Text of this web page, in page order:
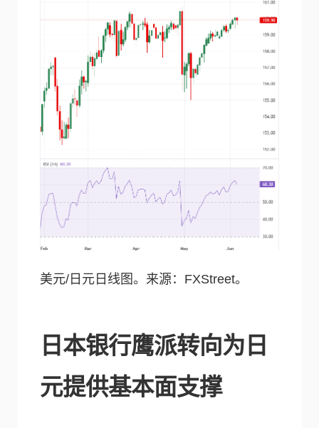
美元/日元日线图。来源：FXStreet。
日本银行鹰派转向为日
元提供基本面支撑